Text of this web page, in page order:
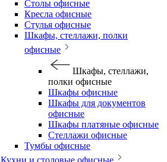
Столы офисные
Кресла офисные
Стулья офисные
Шкафы, стеллажи, полки
офисные
Шкафы, стеллажи,
полки офисные
Шкафы офисные
Шкафы для документов
офисные
Шкафы платяные офисные
Стеллажи офисные
Тумбы офисные
Кухни и столовые офисные